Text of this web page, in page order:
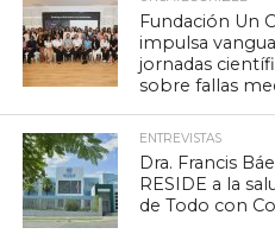
Fundación Un
impulsa
jornadas
sobre fallas
ENTREVISTAS
Dra. Francis
RESIDE a la
de Todo con